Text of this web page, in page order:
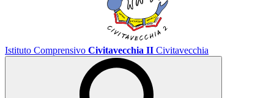
Istituto Comprensivo Civitavecchia II Civitavecchia